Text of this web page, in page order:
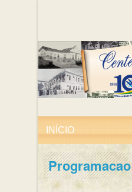
Programacao